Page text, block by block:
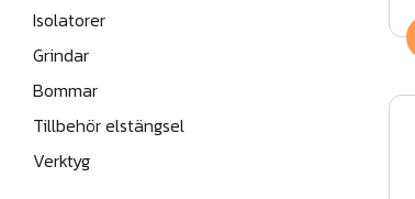
Isolatorer
Grindar
Bommar
Tillbehör elstängsel
Verktyg